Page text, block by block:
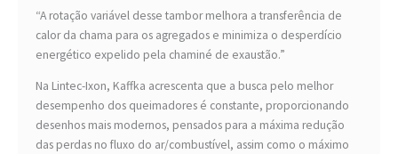
“A rotação variável desse tambor melhora a transferência de
calor da chama para os agregados e minimiza o desperdício
energético expelido pela chaminé de exaustão.”
Na Lintec-Ixon, Kaffka acrescenta que a busca pelo melhor
desempenho dos queimadores é constante, proporcionando
desenhos mais modernos, pensados para a máxima redução
das perdas no fluxo do ar/combustível, assim como o máximo